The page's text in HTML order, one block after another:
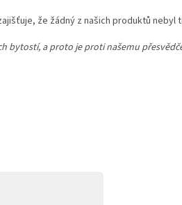
že žádný z našich produktů
bytostí, a proto je proti našemu